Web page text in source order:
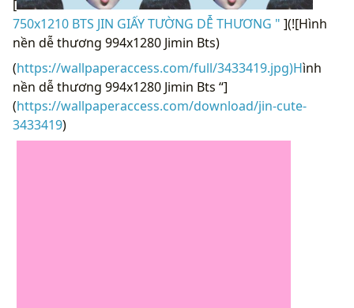
[
750x1210 BTS JIN GIẤY TƯỜNG DỄ THƯƠNG " ](![Hình
nền dễ thương 994x1280 Jimin Bts)
(https://wallpaperaccess.com/full/3433419.jpg)Hình
nền dễ thương 994x1280 Jimin Bts “]
(https://wallpaperaccess.com/download/jin-cute-
3433419)